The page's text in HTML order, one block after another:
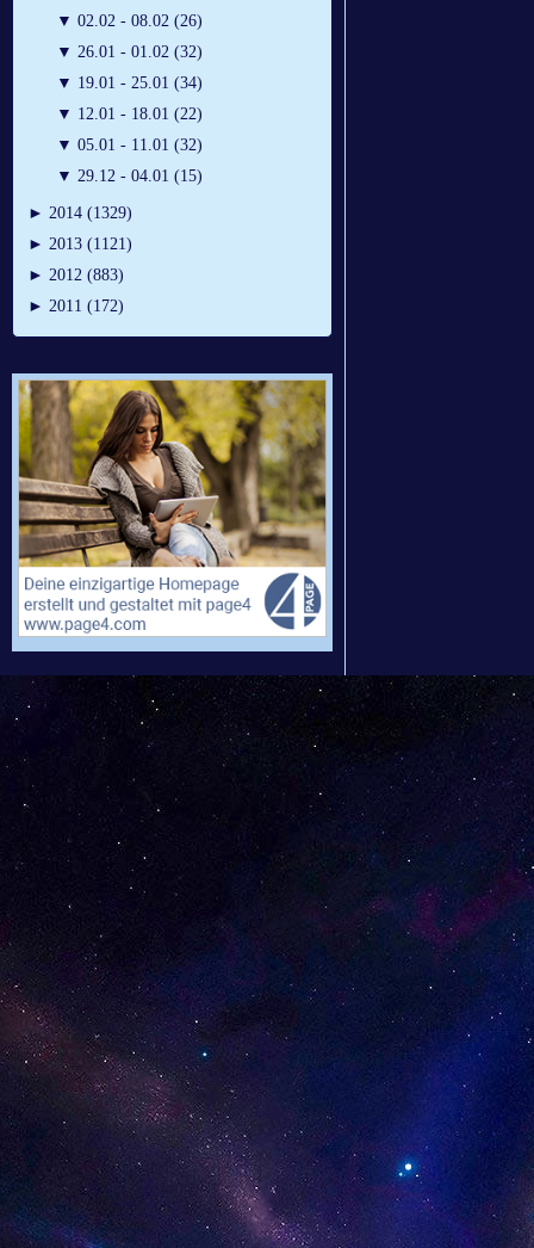
▼ 02.02 - 08.02 (26)
▼ 26.01 - 01.02 (32)
▼ 19.01 - 25.01 (34)
▼ 12.01 - 18.01 (22)
▼ 05.01 - 11.01 (32)
▼ 29.12 - 04.01 (15)
► 2014 (1329)
► 2013 (1121)
► 2012 (883)
► 2011 (172)